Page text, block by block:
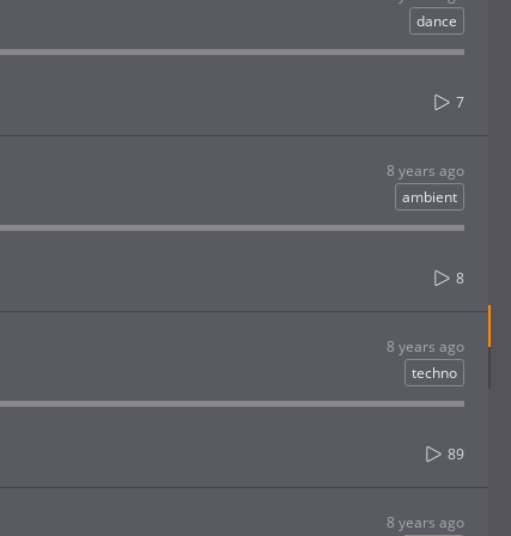
dance
7
8 years ago
ambient
8
8 years ago
techno
89
8 years ago